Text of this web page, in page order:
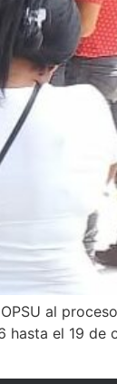
al
hasta el 19 de